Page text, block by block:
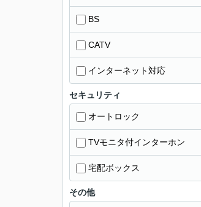
BS
CATV
インターネット対応
セキュリティ
オートロック
TVモニタ付インターホン
宅配ボックス
その他